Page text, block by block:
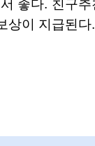
상이 지급된다.